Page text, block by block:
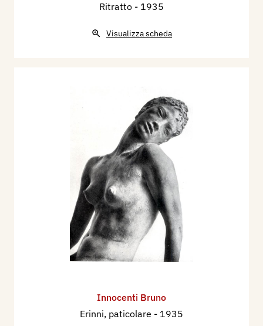
Ritratto - 1935
Visualizza scheda
Innocenti Bruno
Erinni, paticolare - 1935